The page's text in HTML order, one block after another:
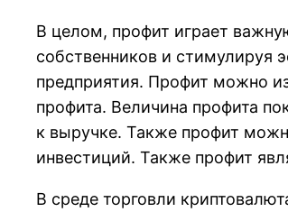
В целом, профит играет
собственников и стимулируя
предприятия. Профит можно
профита. Величина профита
к выручке. Также профит
инвестиций. Также профит
В среде торговли